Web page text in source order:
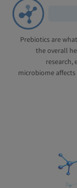
Prebiotics are
the overall
research,
microbiome